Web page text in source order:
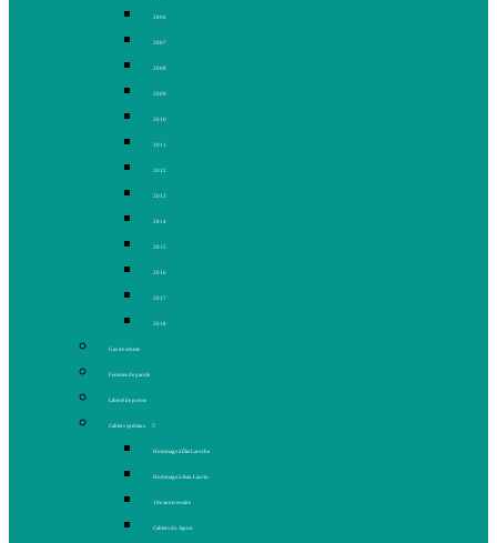
2006
2007
2008
2009
2010
2011
2012
2013
2014
2015
2016
2017
2018
Gaz de schiste
Femmes de parole
Liberté de presse
Cahiers spéciaux
Hommage à Élie Laroche
Hommage à Jean Laurin
10e anniversaire
Cahiers du Japon